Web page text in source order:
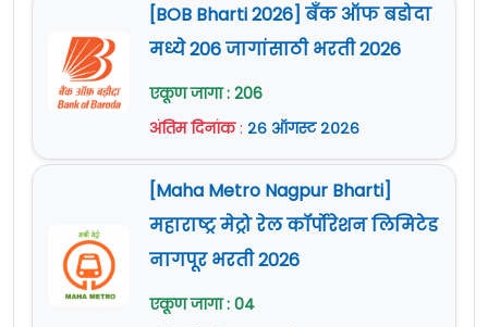
[BOB Bharti 2026] बँक ऑफ बडोदा
मध्ये 206 जागांसाठी भरती 2026
एकूण जागा : 206
अंतिम दिनांक: २६ ऑगस्ट २०२६
[Maha Metro Nagpur Bharti]
महाराष्ट्र मेट्रो रेल कॉर्पोरेशन लिमिटेड
नागपूर भरती 2026
एकूण जागा : 04